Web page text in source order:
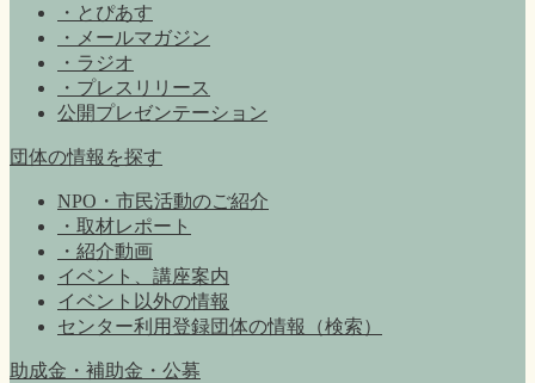
・とぴあす
・メールマガジン
・ラジオ
・プレスリリース
公開プレゼンテーション
団体の情報を探す
NPO・市民活動のご紹介
・取材レポート
・紹介動画
イベント、講座案内
イベント以外の情報
センター利用登録団体の情報（検索）
助成金・補助金・公募